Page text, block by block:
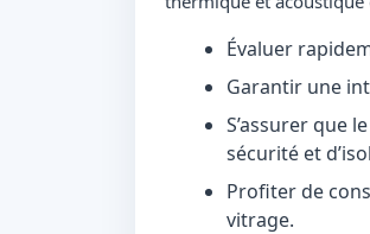
Évaluer
Garantir une
S’assurer que
sécurité et
Profiter de
vitrage.